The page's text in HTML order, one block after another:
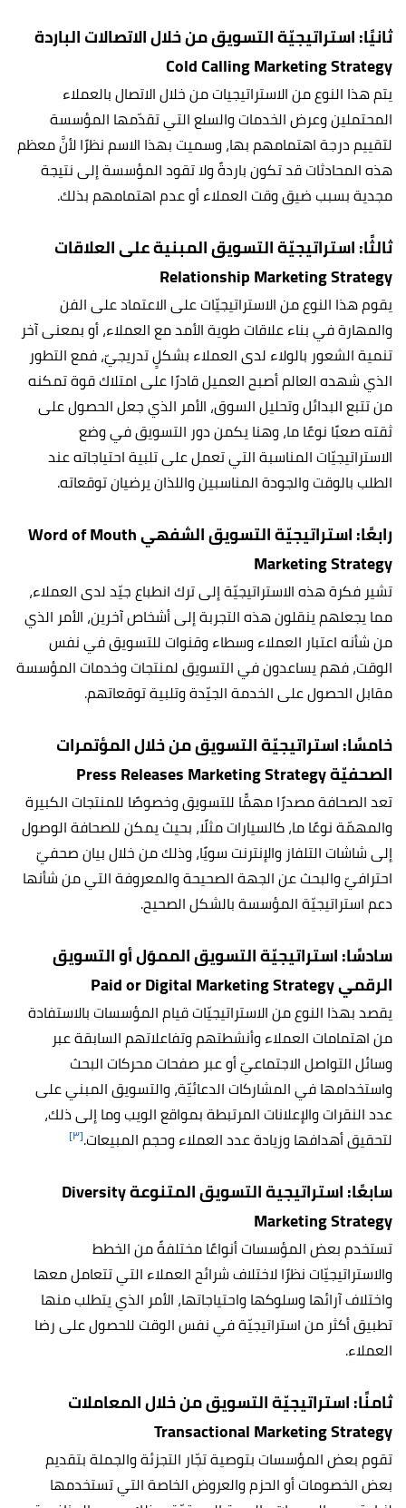
ثانيًا: استراتيجيّة التسويق من خلال الاتصالات الباردة
Cold Calling Marketing Strategy
يتم هذا النوع من الاستراتيجيات من خلال الاتصال بالعملاء
المحتملين وعرض الخدمات والسلع التي تقدّمها المؤسسة
لتقييم درجة اهتمامهم بها، وسميت بهذا الاسم نظرًا لأنَّ معظم
هذه المحادثات قد تكون باردةً ولا تقود المؤسسة إلى نتيجة
مجدية بسبب ضيق وقت العملاء أو عدم اهتمامهم بذلك.
ثالثًا: استراتيجيّة التسويق المبنية على العلاقات
Relationship Marketing Strategy
يقوم هذا النوع من الاستراتيجيّات على الاعتماد على الفن
والمهارة في بناء علاقات طوية الأمد مع العملاء، أو بمعنى آخر
تنمية الشعور بالولاء لدى العملاء بشكلٍ تدريجيّ، فمع التطور
الذي شهده العالم أصبح العميل قادرًا على امتلاك قوة تمكنه
من تتبع البدائل وتحليل السوق، الأمر الذي جعل الحصول على
ثقته صعبًا نوعًا ما، وهنا يكمن دور التسويق في وضع
الاستراتيجيّات المناسبة التي تعمل على تلبية احتياجاته عند
الطلب بالوقت والجودة المناسبين واللذان يرضيان توقعاته.
رابعًا: استراتيجيّة التسويق الشفهي Word of Mouth
Marketing Strategy
تشير فكرة هذه الاستراتيجيّة إلى ترك انطباع جيّد لدى العملاء،
مما يجعلهم ينقلون هذه التجربة إلى أشخاص آخرين، الأمر الذي
من شأنه اعتبار العملاء وسطاء وقنوات للتسويق في نفس
الوقت، فهم يساعدون في التسويق لمنتجات وخدمات المؤسسة
مقابل الحصول على الخدمة الجيّدة وتلبية توقعاتهم.
خامسًا: استراتيجيّة التسويق من خلال المؤتمرات
الصحفيّة Press Releases Marketing Strategy
تعد الصحافة مصدرًا مهمًّا للتسويق وخصوصًا للمنتجات الكبيرة
والمهمّة نوعًا ما، كالسيارات مثلًا، بحيث يمكن للصحافة الوصول
إلى شاشات التلفاز والإنترنت سويًا، وذلك من خلال بيان صحفيّ
احترافيّ والبحث عن الجهة الصحيحة والمعروفة التي من شأنها
دعم استراتيجيّة المؤسسة بالشكل الصحيح.
سادسًا: استراتيجيّة التسويق المموَل أو التسويق
الرقمي Paid or Digital Marketing Strategy
يقصد بهذا النوع من الاستراتيجيّات قيام المؤسسات بالاستفادة
من اهتمامات العملاء وأنشطتهم وتفاعلاتهم السابقة عبر
وسائل التواصل الاجتماعيّ أو عبر صفحات محركات البحث
واستخدامها في المشاركات الدعائيّة، والتسويق المبني على
عدد النقرات والإعلانات المرتبطة بمواقع الويب وما إلى ذلك،
لتحقيق أهدافها وزيادة عدد العملاء وحجم المبيعات.[٣]
سابعًا: استراتيجية التسويق المتنوعة Diversity
Marketing Strategy
تستخدم بعض المؤسسات أنواعًا مختلفةً من الخطط
والاستراتيجيّات نظرًا لاختلاف شرائح العملاء التي تتعامل معها
واختلاف آرائها وسلوكها واحتياجاتها، الأمر الذي يتطلب منها
تطبيق أكثر من استراتيجيّة في نفس الوقت للحصول على رضا
العملاء.
ثامنًا: استراتيجيّة التسويق من خلال المعاملات
Transactional Marketing Strategy
تقوم بعض المؤسسات بتوصية تجّار التجزئة والجملة بتقديم
بعض الخصومات أو الحزم والعروض الخاصة التي تستخدمها